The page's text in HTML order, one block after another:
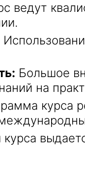
ведут
Большое
на
курса
курса